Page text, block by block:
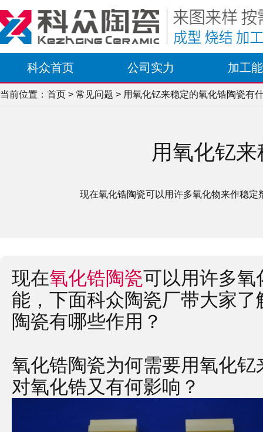
科众首页 公司实力 加工
当前位置： 首页 > 常见问题 > 用氧化钇来稳定的氧化锆陶瓷有
用氧化钇
现在氧化锆陶瓷可以用许多氧化物来作稳
现在氧化锆陶瓷可以用许多氧
能，下面科众陶瓷厂带大家
陶瓷有哪些作用？
氧化锆陶瓷为何需要用氧化
对氧化锆又有何影响？